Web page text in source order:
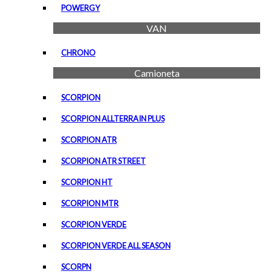
POWERGY
VAN
CHRONO
Camioneta
SCORPION
SCORPION ALLTERRAIN PLUS
SCORPION ATR
SCORPION ATR STREET
SCORPION HT
SCORPION MTR
SCORPION VERDE
SCORPION VERDE ALL SEASON
SCORPN